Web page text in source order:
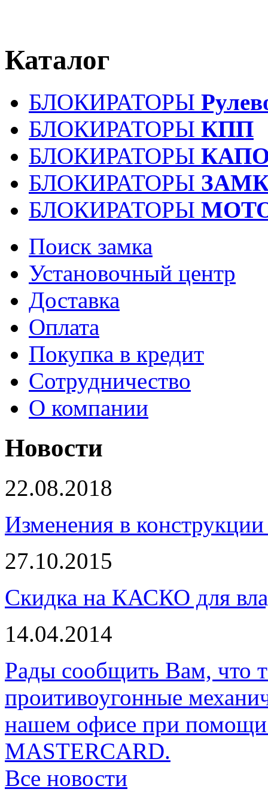
Каталог
БЛОКИРАТОРЫ
БЛОКИРАТОРЫ КПП
БЛОКИРАТОРЫ
БЛОКИРАТОРЫ
БЛОКИРАТОРЫ
Поиск замка
Установочный центр
Доставка
Оплата
Покупка в кредит
Сотрудничество
О компании
Новости
22.08.2018
Изменения в
27.10.2015
Скидка на КАСКО для
14.04.2014
Рады сообщить Вам, что
проитивоугонные
нашем офисе при помощи
MASTERCARD.
Все новости